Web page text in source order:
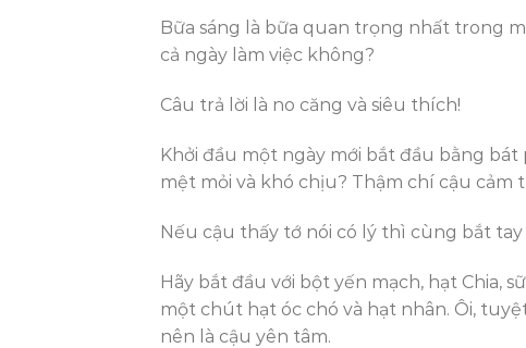
Bữa sáng là bữa quan trọng nhất trong
cả ngày làm việc không?
Câu trả lời là no căng và siêu thích!
Khởi đầu một ngày mới bắt đầu bằng
mệt mỏi và khó chịu? Thậm chí cậu cảm
Nếu cậu thấy tớ nói có lý thì cùng bắt
Hãy bắt đầu với bột yến mạch, hạt Chia,
một chút hạt óc chó và hạt nhân. Ôi,
nên là cậu yên tâm.